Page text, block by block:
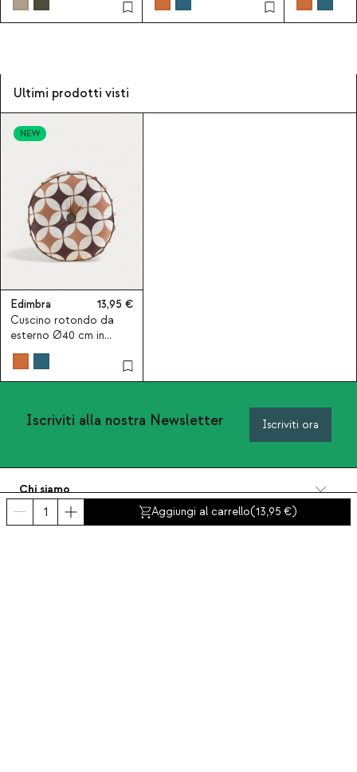
Aggiungi al carrello(13,95 )
Ultimi prodotti visti
NEW
Edimbra
13,95
Cuscino rotondo da
esterno Ø40 cm in
tessuto Edimbra
Iscriviti alla nostra Newsletter Iscriviti ora
Chi siamo
Categorie
Contatto e aiuto